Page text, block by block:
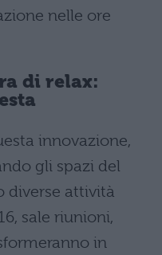
nelle ore
di relax:
innovazione,
gli spazi del
diverse attività
sale riunioni,
in